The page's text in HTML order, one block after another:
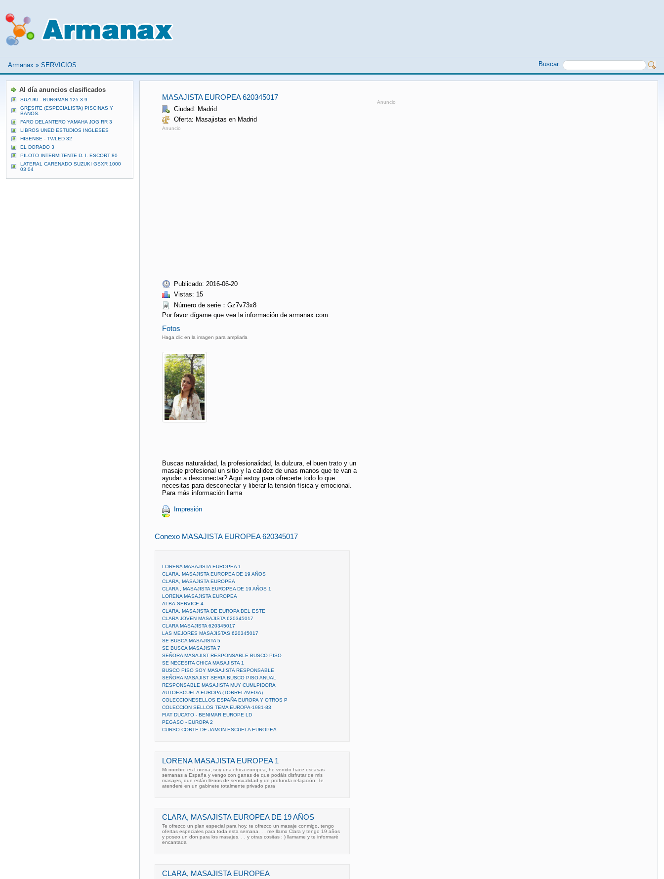
Armanax » SERVICIOS Buscar:
MASAJISTA EUROPEA 620345017
Ciudad: Madrid
Oferta: Masajistas en Madrid
Anuncio
Publicado: 2016-06-20
Vistas: 15
Número de serie：Gz7v73x8
Por favor dígame que vea la información de armanax.com.
Fotos
Haga clic en la imagen para ampliarla
Buscas naturalidad, la profesionalidad, la dulzura, el buen trato y un
masaje profesional un sitio y la calidez de unas manos que te van a
ayudar a desconectar? Aquí estoy para ofrecerte todo lo que
necesitas para desconectar y liberar la tensión física y emocional.
Para más información llama
Impresión
Anuncio
Conexo MASAJISTA EUROPEA 620345017
LORENA MASAJISTA EUROPEA 1
CLARA, MASAJISTA EUROPEA DE 19 AÑOS
CLARA, MASAJISTA EUROPEA
CLARA , MASAJISTA EUROPEA DE 19 AÑOS 1
LORENA MASAJISTA EUROPEA
ALBA-SERVICE 4
CLARA, MASAJISTA DE EUROPA DEL ESTE
CLARA JOVEN MASAJISTA 620345017
CLARA MASAJISTA 620345017
LAS MEJORES MASAJISTAS 620345017
SE BUSCA MASAJISTA 5
SE BUSCA MASAJISTA 7
SEÑORA MASAJIST RESPONSABLE BUSCO PISO
SE NECESITA CHICA MASAJISTA 1
BUSCO PISO SOY MASAJISTA RESPONSABLE
SEÑORA MASAJIST SERIA BUSCO PISO ANUAL
RESPONSABLE MASAJISTA MUY CUMLPIDORA
AUTOESCUELA EUROPA (TORRELAVEGA)
COLECCIONESELLOS ESPAÑA EUROPA Y OTROS P
COLECCION SELLOS TEMA EUROPA-1981-83
FIAT DUCATO - BENIMAR EUROPE LD
PEGASO - EUROPA 2
CURSO CORTE DE JAMON ESCUELA EUROPEA
LORENA MASAJISTA EUROPEA 1
Mi nombre es Lorena, soy una chica europea, he venido hace escasas
semanas a España y vengo con ganas de que podáis disfrutar de mis
masajes, que están llenos de sensualidad y de profunda relajación. Te
atenderé en un gabinete totalmente privado para
CLARA, MASAJISTA EUROPEA DE 19 AÑOS
Te ofrezco un plan especial para hoy, te ofrezco un masaje conmigo, tengo
ofertas especiales para toda esta semana. . . me llamo Clara y tengo 19 años
y poseo un don para los masajes. . . y otras cositas : ) llamame y te informaré
encantada
CLARA, MASAJISTA EUROPEA
Al día anuncios clasificados
SUZUKI - BURGMAN 125 3 9
GRESITE (ESPECIALISTA) PISCINAS Y
BAÑOS.
FARO DELANTERO YAMAHA JOG RR 3
LIBROS UNED ESTUDIOS INGLESES
HISENSE - TV/LED 32
EL DORADO 3
PILOTO INTERMITENTE D. I. ESCORT 80
LATERAL CARENADO SUZUKI GSXR 1000
03 04